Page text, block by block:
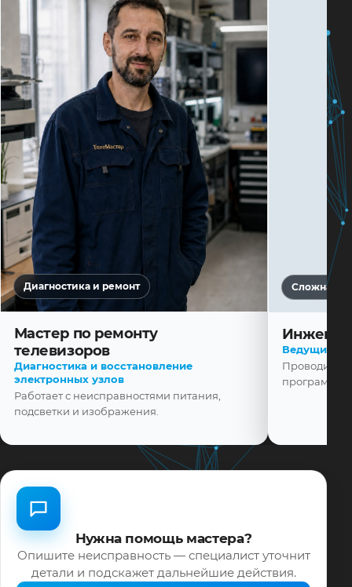
Диагностика и ремонт
Мастер по ремонту
телевизоров
Диагностика и восстановление
электронных узлов
Работает с неисправностями питания,
подсветки и изображения.
Ведущий
Проводит
Нужна помощь мастера?
Опишите неисправность — специалист уточнит